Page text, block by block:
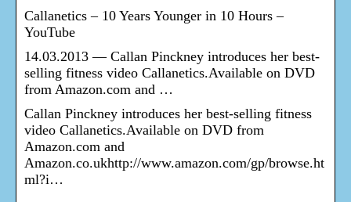
Callanetics – 10 Years Younger in 10 Hours –
YouTube
14.03.2013 — Callan Pinckney introduces her best-
selling fitness video Callanetics.Available on DVD
from Amazon.com and …
Callan Pinckney introduces her best-selling fitness
video Callanetics.Available on DVD from
Amazon.com and
Amazon.co.ukhttp://www.amazon.com/gp/browse.ht
ml?i…